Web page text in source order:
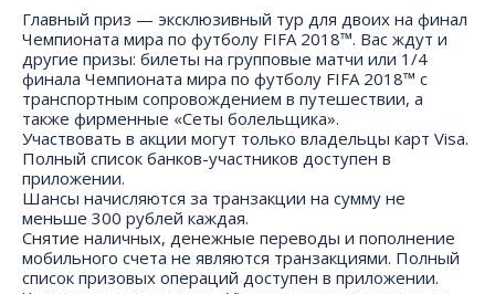
Главный приз — эксклюзивный тур для двоих на финал
Чемпионата мира по футболу FIFA 2018™. Вас ждут и
другие призы: билеты на групповые матчи или 1/4
финала Чемпионата мира по футболу FIFA 2018™ с
транспортным сопровождением в путешествии, а
также фирменные «Сеты болельщика».
Участвовать в акции могут только владельцы карт Visa.
Полный список банков-участников доступен в
приложении.
Шансы начисляются за транзакции на сумму не
меньше 300 рублей каждая.
Снятие наличных, денежные переводы и пополнение
мобильного счета не являются транзакциями. Полный
список призовых операций доступен в приложении.